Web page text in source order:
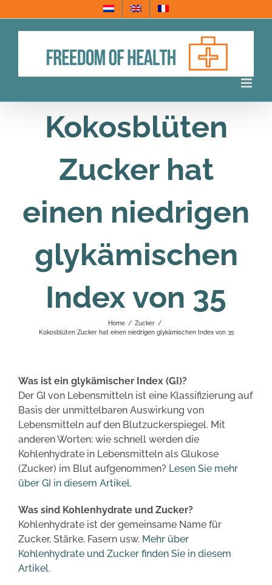
to
Kokosblüten
Zucker hat
einen niedrigen
glykämischen
Index von 35
Home / Zucker /
Kokosblüten Zucker hat einen niedrigen glykämischen Index von 35
Was ist ein glykämischer Index (GI)?
Der GI von Lebensmitteln ist eine Klassifizierung auf
Basis der unmittelbaren Auswirkung von
Lebensmitteln auf den Blutzuckerspiegel. Mit
anderen Worten: wie schnell werden die
Kohlenhydrate in Lebensmitteln als Glukose
(Zucker) im Blut aufgenommen? Lesen Sie mehr
über GI in diesem Artikel.
Was sind Kohlenhydrate und Zucker?
Kohlenhydrate ist der gemeinsame Name für
Zucker, Stärke, Fasern usw. Mehr über
Kohlenhydrate und Zucker finden Sie in diesem
Artikel.